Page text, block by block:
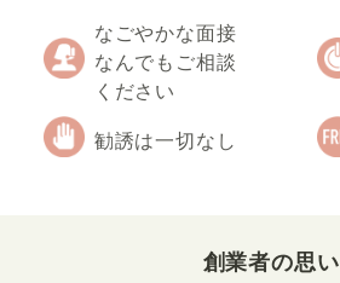
なごやかな面接
なんでもご相談
ください
勧誘は一切なし
創業者の思い